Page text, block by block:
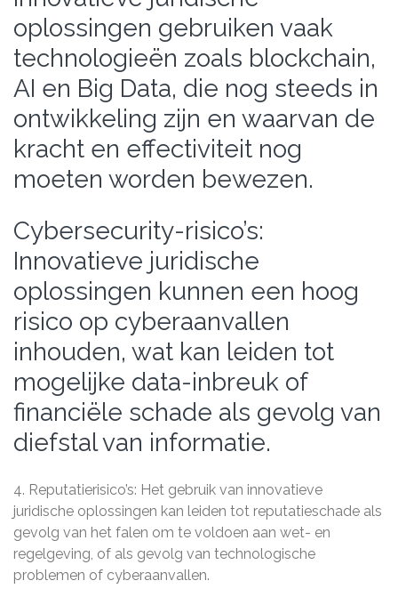
oplossingen gebruiken vaak
technologieën zoals blockchain,
AI en Big Data, die nog steeds in
ontwikkeling zijn en waarvan de
kracht en effectiviteit nog
moeten worden bewezen.
Cybersecurity-risico’s:
Innovatieve juridische
oplossingen kunnen een hoog
risico op cyberaanvallen
inhouden, wat kan leiden tot
mogelijke data-inbreuk of
financiële schade als gevolg van
diefstal van informatie.
4. Reputatierisico’s: Het gebruik van innovatieve
juridische oplossingen kan leiden tot reputatieschade als
gevolg van het falen om te voldoen aan wet- en
regelgeving, of als gevolg van technologische
problemen of cyberaanvallen.